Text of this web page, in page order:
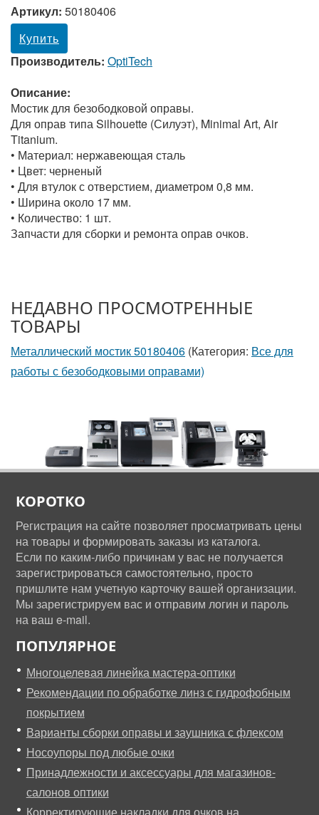
Артикул: 50180406
Купить
Производитель: OptiTech
Описание:
Мостик для безободковой оправы.
Для оправ типа Silhouette (Силуэт), Minimal Art, Air
Titanium.
• Материал: нержавеющая сталь
• Цвет: черненый
• Для втулок с отверстием, диаметром 0,8 мм.
• Ширина около 17 мм.
• Количество: 1 шт.
Запчасти для сборки и ремонта оправ очков.
НЕДАВНО ПРОСМОТРЕННЫЕ
ТОВАРЫ
Металлический мостик 50180406 (Категория: Все для
работы с безободковыми оправами)
КОРОТКО
Регистрация на сайте позволяет просматривать цены
на товары и формировать заказы из каталога.
Если по каким-либо причинам у вас не получается
зарегистрироваться самостоятельно, просто
пришлите нам учетную карточку вашей организации.
Мы зарегистрируем вас и отправим логин и пароль
на ваш e-mail.
ПОПУЛЯРНОЕ
Многоцелевая линейка мастера-оптики
Рекомендации по обработке линз с гидрофобным
покрытием
Варианты сборки оправы и заушника с флексом
Носоупоры под любые очки
Принадлежности и аксессуары для магазинов-
салонов оптики